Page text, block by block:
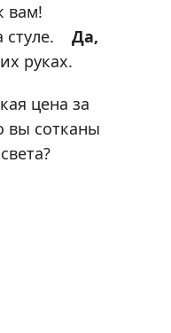
вам!
стуле. Да,
руках.
цена за
вы сотканы